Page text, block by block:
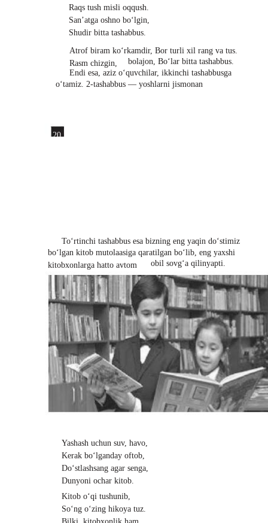
20
Raqs tush misli oqqush.
San’atga oshno bo‘lgin,
Shudir bitta tashabbus.
Atrof biram ko‘rkamdir, Bor turli xil rang va tus.
Rasm chizgin,
bolajon, Bo‘lar bitta tashabbus.
Endi esa, aziz o‘quvchilar, ikkinchi tashabbusga
o‘tamiz. 2-tashabbus — yoshlarni jismonan
To‘rtinchi tashabbus esa bizning eng yaqin do‘stimiz
bo‘lgan kitob mutolaasiga qaratilgan bo‘lib, eng yaxshi
kitobxonlarga hatto avtom
obil sovg‘a qilinyapti.
Yashash uchun suv, havo,
Kerak bo‘lganday oftob,
Do‘stlashsang agar senga,
Dunyoni ochar kitob.
Kitob o‘qi tushunib,
So‘ng o‘zing hikoya tuz.